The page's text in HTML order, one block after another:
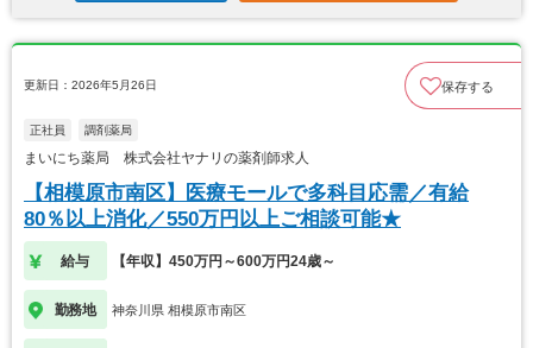
更新日：2026年5月26日 保存する
正社員 調剤薬局
まいにち薬局 株式会社ヤナリの薬剤師求人
【相模原市南区】医療モールで多科目応需／有給
80％以上消化／550万円以上ご相談可能★
給与 【年収】450万円～600万円24歳～
勤務地 神奈川県 相模原市南区